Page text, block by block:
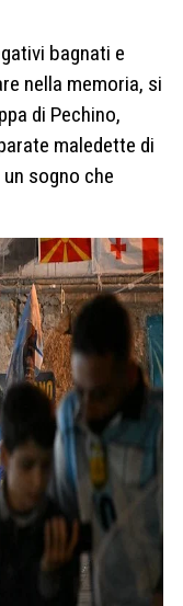
bagnati e
nella memoria, si
di Pechino,
maledette di
sogno che